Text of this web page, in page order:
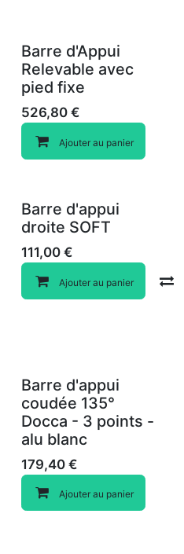
Barre d'Appui
Relevable avec
pied fixe
526,80 €
Ajouter au panier
Barre d'appui
droite SOFT
111,00 €
Ajouter au panier
Barre d'appui
coudée 135°
Docca - 3 points -
alu blanc
179,40 €
Ajouter au panier